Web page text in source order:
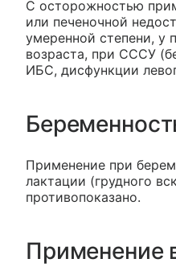
С осторожностью
или печеночной
умеренной степени, у
возраста, при СССУ
ИБС, дисфункции
Применение при
лактации (грудного
противопоказано.
Применение